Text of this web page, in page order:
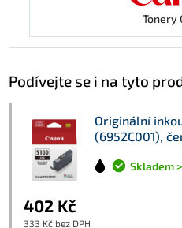
Tonery
Podívejte se i na tyto
Originální
(6952C001),
Skladem
402 Kč
333 Kč bez DPH